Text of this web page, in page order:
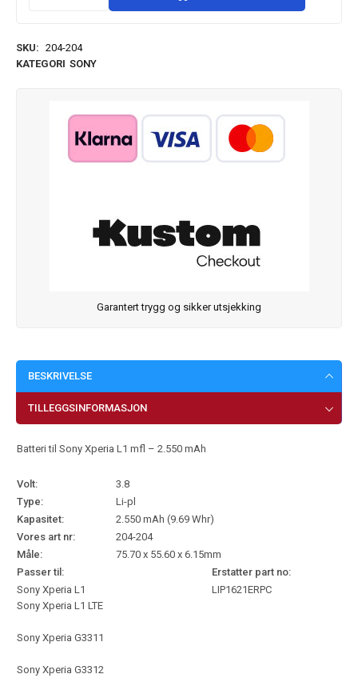
SKU: 204-204
KATEGORI SONY
Garantert trygg og sikker utsjekking
BESKRIVELSE
TILLEGGSINFORMASJON
Batteri til Sony Xperia L1 mfl – 2.550 mAh
Volt:
3.8
Type:
Li-pl
Kapasitet:
2.550 mAh (9.69 Whr)
Vores art nr:
204-204
Måle:
75.70 x 55.60 x 6.15mm
Passer til:
Erstatter part no:
Sony Xperia L1
Sony Xperia L1 LTE
Sony Xperia G3311
Sony Xperia G3312
LIP1621ERPC